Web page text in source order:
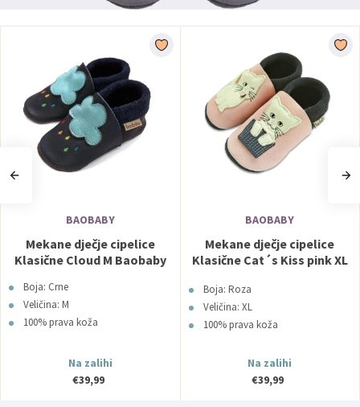
BAOBABY
Mekane dječje cipelice
Klasične Cloud M Baobaby
Boja: Crne
Veličina: M
100% prava koža
Na zalihi
€39,99
BAOBABY
Mekane dječje cipelice
Klasične Cat´s Kiss pink XL
Boja: Roza
Veličina: XL
100% prava koža
Na zalihi
€39,99